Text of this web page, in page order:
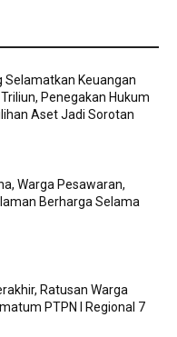
Selamatkan Keuangan
Penegakan Hukum
Aset Jadi Sorotan
Warga Pesawaran,
Berharga Selama
Ratusan Warga
PTPN I Regional 7